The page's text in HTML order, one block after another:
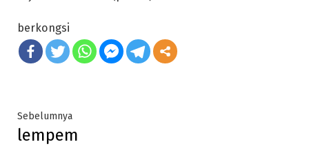
berkongsi
Post
navigation
SebelumnyaPrevious
post:
lempem